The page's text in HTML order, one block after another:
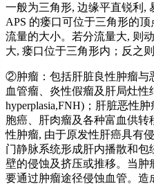
一般为三角形, 边缘平直锐利,
APS 的瘘口可位于三角形的
流量的大小。若分流量大, 则
大, 瘘口位于三角形内；反之
②肿瘤：包括肝脏良性肿瘤与
血管瘤、炎性假瘤及肝局灶性
hyperplasia,FNH)；肝脏恶性
胞癌、肝肉瘤及各种富血供
性肿瘤, 由于原发性肝癌具有
门静脉系统形成肝内播散和
壁的侵蚀及挤压或推移。当肿
要通过肿瘤途径侵蚀血管。